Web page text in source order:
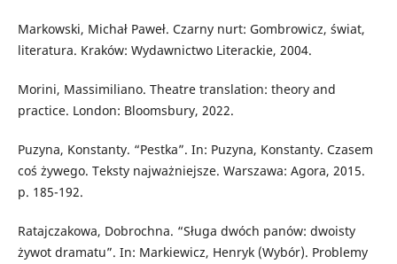
Markowski, Michał Paweł. Czarny nurt: Gombrowicz, świat,
literatura. Kraków: Wydawnictwo Literackie, 2004.
Morini, Massimiliano. Theatre translation: theory and
practice. London: Bloomsbury, 2022.
Puzyna, Konstanty. “Pestka”. In: Puzyna, Konstanty. Czasem
coś żywego. Teksty najważniejsze. Warszawa: Agora, 2015.
p. 185-192.
Ratajczakowa, Dobrochna. “Sługa dwóch panów: dwoisty
żywot dramatu”. In: Markiewicz, Henryk (Wybór). Problemy